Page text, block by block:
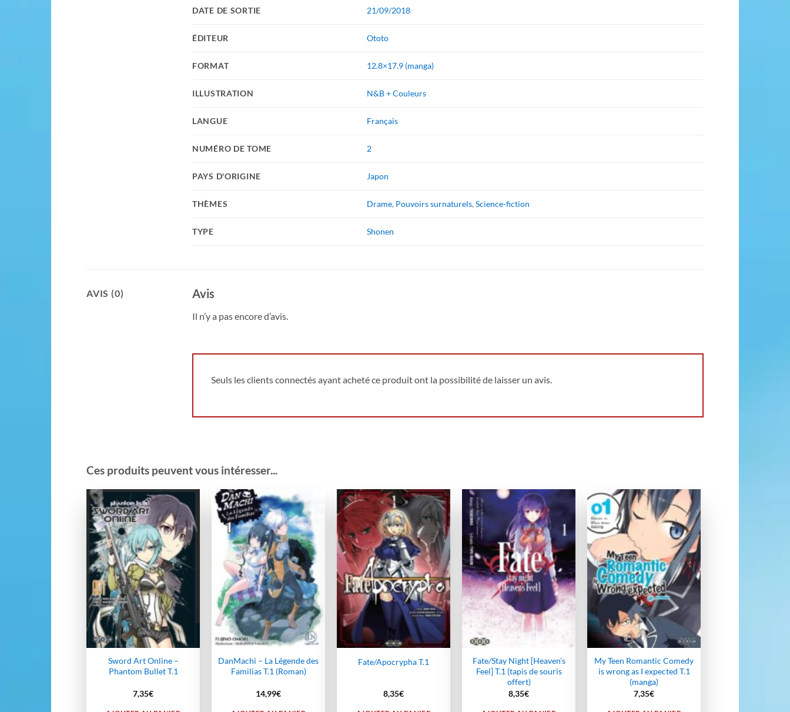
DATE DE SORTIE 21/09/2018
ÉDITEUR Ototo
FORMAT 12.8×17.9 (manga)
ILLUSTRATION N&B + Couleurs
LANGUE Français
NUMÉRO DE TOME 2
PAYS D'ORIGINE Japon
THÈMES Drame, Pouvoirs surnaturels,Science-fiction
TYPE Shonen
AVIS (0) Avis
Il n’y a pas encore d’avis.
Seuls les clients connectés ayant acheté ce produit ont la possibilité de laisser un avis.
Ces produits peuvent vous intéresser...
Ajouter
à la
wishlist
Sword Art Online –
Phantom Bullet T.1
7,35€
Ajouter
à la
wishlist
DanMachi – La Légende des
Familias T.1 (Roman)
14,99€
Ajouter
wishlist
Fate/Apocrypha T.1
8,35€
Ajouter
à la
wishlist
Fate/Stay Night [Heaven’s
Feel] T.1 (tapis de souris
offert)
8,35€
Ajouter
à la
wishlist
My Teen Romantic Comedy
is wrong as I expected T.1
(manga)
7,35€